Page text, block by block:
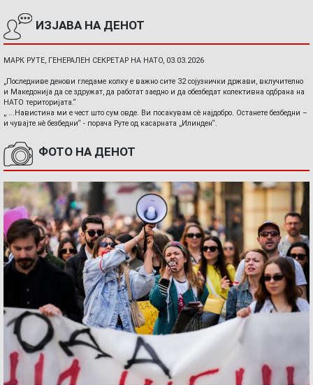
ИЗЈАВА НА ДЕНОТ
МАРК РУТЕ, ГЕНЕРАЛЕН СЕКРЕТАР НА НАТО, 03.03.2026
„Последниве денови гледаме колку е важно сите 32 сојузнички држави, вклучително
и Македонија да се здружат, да работат заедно и да обезбедат колективна одбрана на
НАТО територијата.“
„ ...Навистина ми е чест што сум овде. Ви посакувам сè најдобро. Останете безбедни –
и чувајте нè безбедни“ - порача Руте од касарната „Илинден“.
ФОТО НА ДЕНОТ